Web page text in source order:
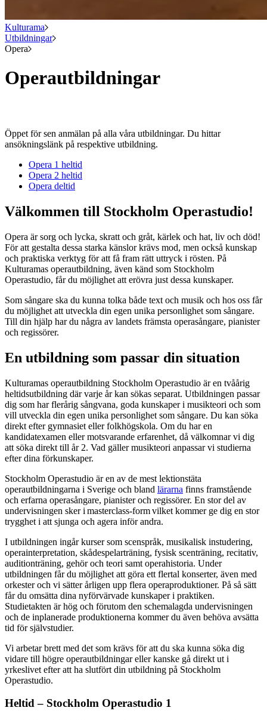
Kulturama
Utbildningar
Opera
Operautbildningar
Öppet för sen anmälan på alla våra utbildningar. Du hittar
ansökningslänk på respektive utbildning.
Opera 1 heltid
Opera 2 heltid
Opera deltid
Välkommen till Stockholm Operastudio!
Opera är sorg och lycka, skratt och gråt, kärlek och hat, liv och död!
För att gestalta dessa starka känslor krävs mod, men också kunskap
och praktiska verktyg för att få fram rätt uttryck i rösten. På
Kulturamas operautbildning, även känd som Stockholm
Operastudio, får du möjlighet att erövra just dessa kunskaper.
Som sångare ska du kunna tolka både text och musik och hos oss får
du möjlighet att utveckla din egen unika personlighet som sångare.
Till din hjälp har du några av landets främsta operasångare, pianister
och regissörer.
En utbildning som passar din situation
Kulturamas operautbildning Stockholm Operastudio är en tvåårig
heltidsutbildning där varje år kan sökas separat. Utbildningen passar
dig som har flerårig sångvana, goda kunskaper i musikteori och som
vill utveckla din egen unika personlighet som sångare. Du kan söka
direkt efter gymnasiet eller folkhögskola. Om du har en
kandidatexamen eller motsvarande erfarenhet, då välkomnar vi dig
att söka direkt till år 2. Vad gäller musikteori anpassar vi studierna
efter dina förkunskaper.
Stockholm Operastudio är en av de mest lektionstäta
operautbildningarna i Sverige och bland lärarna finns framstående
och erfarna operasångare, pianister och regissörer. En stor del av
undervisningen sker i masterclass-form vilket kommer ge dig en stor
trygghet i att sjunga och agera inför andra.
I utbildningen ingår kurser som scenspråk, musikalisk instudering,
operainterpretation, skådespelarträning, fysisk scenträning, recitativ,
auditionträning, gehör och teori samt operahistoria. Under
utbildningen får du möjlighet att göra ett flertal konserter, även med
orkester och vi sätter årligen upp flera operaproduktioner. På så sätt
får du omsätta dina nyförvärvade kunskaper i praktiken.
Studietakten är hög och förutom den schemalagda undervisningen
och de inplanerade produktionerna kommer du även behöva avsätta
tid för självstudier.
Vi arbetar brett med det som krävs för att du ska kunna söka dig
vidare till högre operautbildningar eller kanske gå direkt ut i
yrkeslivet efter att ha slutfört din utbildning på Stockholm
Operastudio.
Heltid – Stockholm Operastudio 1